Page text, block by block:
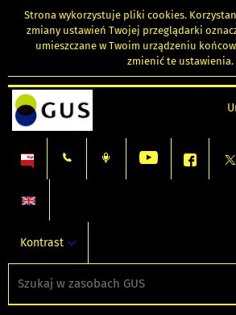
Strona wykorzystuje pliki cookies.
zmiany ustawień Twojej przeglądarki
umieszczane w Twoim urządzeniu
zmienić te ustawienia.
Kontrast